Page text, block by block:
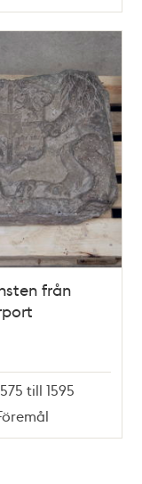
från
till 1595